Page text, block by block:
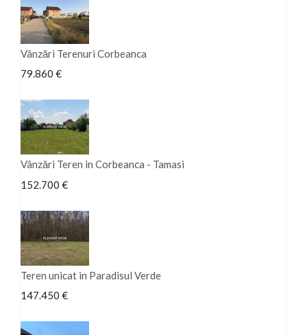
Vânzări Terenuri Corbeanca
79.860 €
Vânzări Teren in Corbeanca - Tamasi
152.700 €
Teren unicat in Paradisul Verde
147.450 €